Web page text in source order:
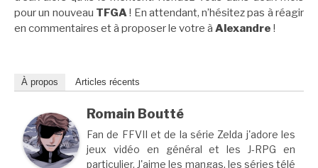
pour un nouveau TFGA! En attendant, n’hésitez pas à réagir
en commentaires et à proposer le votre à Alexandre !
À propos Articles récents
Romain Boutté
Fan de FFVII et de la série Zelda j'adore les
jeux vidéo en général et les J-RPG en
particulier. J'aime les mangas, les séries télé